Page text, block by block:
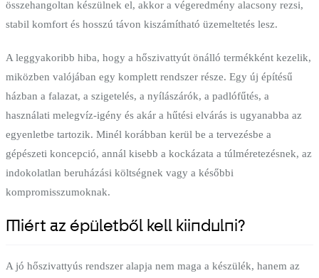
összehangoltan készülnek el, akkor a végeredmény alacsony rezsi,
stabil komfort és hosszú távon kiszámítható üzemeltetés lesz.
A leggyakoribb hiba, hogy a hőszivattyút önálló termékként kezelik,
miközben valójában egy komplett rendszer része. Egy új építésű
házban a falazat, a szigetelés, a nyílászárók, a padlófűtés, a
használati melegvíz-igény és akár a hűtési elvárás is ugyanabba az
egyenletbe tartozik. Minél korábban kerül be a tervezésbe a
gépészeti koncepció, annál kisebb a kockázata a túlméretezésnek, az
indokolatlan beruházási költségnek vagy a későbbi
kompromisszumoknak.
Miért az épületből kell kiindulni?
A jó hőszivattyús rendszer alapja nem maga a készülék, hanem az